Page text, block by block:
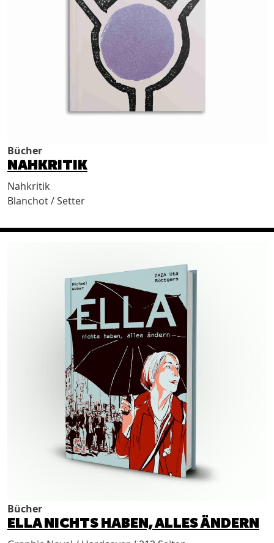
Bücher
NAHKRITIK
Nahkritik
Blanchot / Setter
Bücher
ELLA NICHTS HABEN, ALLES ÄNDERN